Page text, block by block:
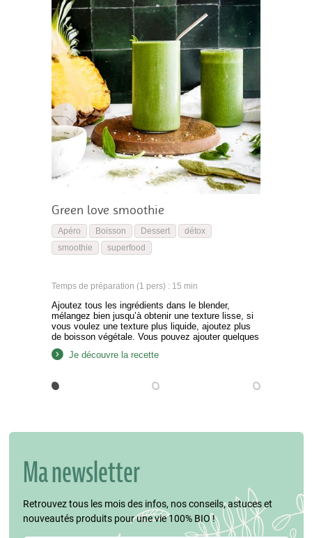
Green love smoothie
Apéro Boisson Dessert
détox
smoothie
superfood
Temps de préparation (1 pers) : 15 min
Ajoutez tous les ingrédients dans le blender,
mélangez bien jusqu’à obtenir une texture lisse, si
vous voulez une texture plus liquide, ajoutez plus
de boisson végétale. Vous pouvez ajouter quelques
glaçons en plus si besoin. Vous n’avez plus qu’à
déguster. Cette recette a été réalisée avec le
Je découvre la recette
Ma newsletter
Retrouvez tous les mois des infos, nos conseils, astuces et
nouveautés produits pour une vie 100% BIO !